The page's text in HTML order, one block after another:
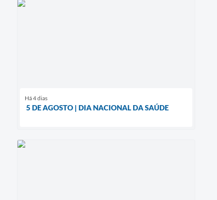
Há 4 dias
5 DE AGOSTO | DIA NACIONAL DA SAÚDE